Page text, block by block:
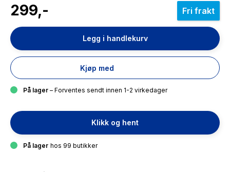
rating
299,- Fri frakt
Legg i handlekurv
Kjøp med
På lager – Forventes sendt innen 1-2 virkedager
Klikk og hent
På lager hos 99 butikker